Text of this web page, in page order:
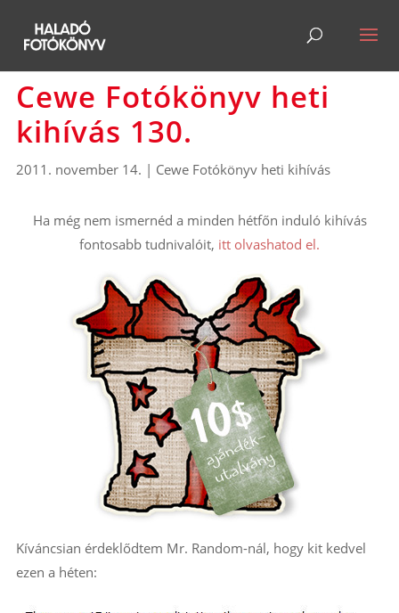
Cewe Fotókönyv heti
kihívás 130.
2011. november 14. | Cewe Fotókönyv heti kihívás
Ha még nem ismernéd a minden hétfőn induló kihívás
fontosabb tudnivalóit, itt olvashatod el.
Kíváncsian érdeklődtem Mr. Random-nál, hogy kit kedvel
ezen a héten: